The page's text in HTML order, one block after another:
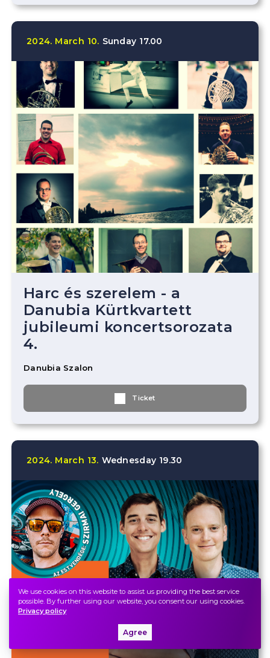
2024. March 10. Sunday 17.00
Harc és szerelem - a
Danubia Kürtkvartett
jubileumi koncertsorozata
4.
Danubia Szalon
Ticket
2024. March 13. Wednesday 19.30
We use cookies on this website to assist us providing the best service
possible. By further using our website, you consent our using cookies.
Privacy policy
Agree